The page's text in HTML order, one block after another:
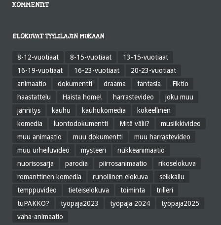
KOMMENTIT
ELOKUVAT TYYLILAJIN MUKAAN
8-12-vuotiaat 8-15-vuotiaat
13-15-vuotiaat
16-19-vuotiaat
16-23-vuotiaat
20-23-vuotiaat
animaatio
dokumentti draama fantasia
Fiktio
haastattelu
Haista home! harrastevideo
joku muu
jännitys
kauhu kauhukomedia
kokeellinen
komedia
luontodokumentti Mitä välii?
musiikkivideo
muu animaatio
muu dokumentti
muu harrastevideo
muu urheiluvideo
mysteeri
nukkeanimaatio
nuorisosarja
parodia piirrosanimaatio
rikoselokuva
romanttinen komedia
runollinen elokuva
seikkailu
temppuvideo
tieteiselokuva toiminta
trilleri
tuPAKKO?
työpaja2023 työpaja 2024
työpaja2025
vaha-animaatio